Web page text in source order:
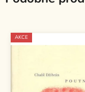
AKCE